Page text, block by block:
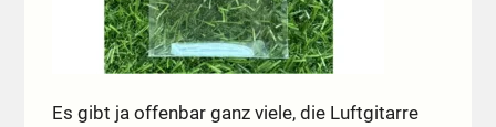
Es gibt ja offenbar ganz viele, die Luftgitarre